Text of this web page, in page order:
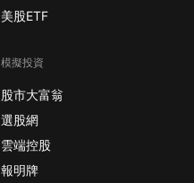
美股ETF
模擬投資
股市大富翁
選股網
雲端控股
報明牌